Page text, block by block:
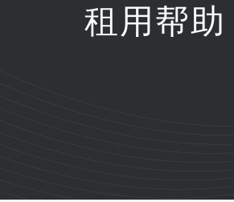
日本服务器 新加坡服务器
根据不同规模的网站提供可定制化的架
构和 一站式协助租用帮助